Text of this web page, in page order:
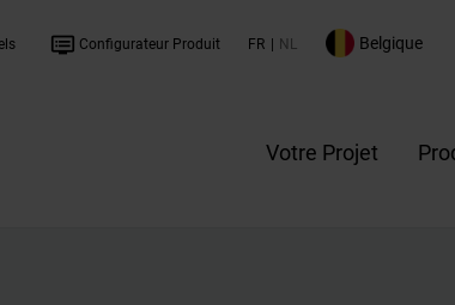
dvr Configurateur Produit FR NL Belgique
Votre Projet